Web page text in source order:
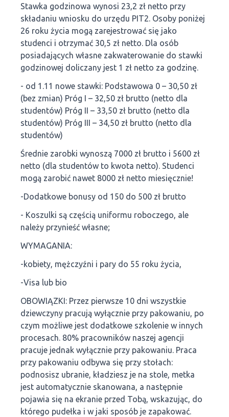
Stawka godzinowa wynosi 23,2 zł netto przy
składaniu wniosku do urzędu PIT2. Osoby poniżej
26 roku życia mogą zarejestrować się jako
studenci i otrzymać 30,5 zł netto. Dla osób
posiadających własne zakwaterowanie do stawki
godzinowej doliczany jest 1 zł netto za godzinę.
- od 1.11 nowe stawki: Podstawowa 0 – 30,50 zł
(bez zmian) Próg I – 32,50 zł brutto (netto dla
studentów) Próg II – 33,50 zł brutto (netto dla
studentów) Próg III – 34,50 zł brutto (netto dla
studentów)
Średnie zarobki wynoszą 7000 zł brutto i 5600 zł
netto (dla studentów to kwota netto). Studenci
mogą zarobić nawet 8000 zł netto miesięcznie!
-Dodatkowe bonusy od 150 do 500 zł brutto
- Koszulki są częścią uniformu roboczego, ale
należy przynieść własne;
WYMAGANIA:
-kobiety, mężczyźni i pary do 55 roku życia,
-Visa lub bio
OBOWIĄZKI: Przez pierwsze 10 dni wszystkie
dziewczyny pracują wyłącznie przy pakowaniu, po
czym możliwe jest dodatkowe szkolenie w innych
procesach. 80% pracowników naszej agencji
pracuje jednak wyłącznie przy pakowaniu. Praca
przy pakowaniu odbywa się przy stołach:
podnosisz ubranie, kładziesz je na stole, metka
jest automatycznie skanowana, a następnie
pojawia się na ekranie przed Tobą, wskazując, do
którego pudełka i w jaki sposób je zapakować.